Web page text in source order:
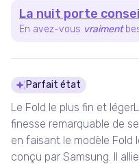
La nuit porte
En avez-vous vraiment
Détails du
Parfait état
Le Fold le plus fin et
finesse remarquable de
en faisant le modèle Fold
conçu par Samsung. Il